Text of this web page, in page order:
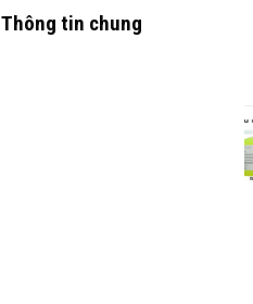
Thông tin chung